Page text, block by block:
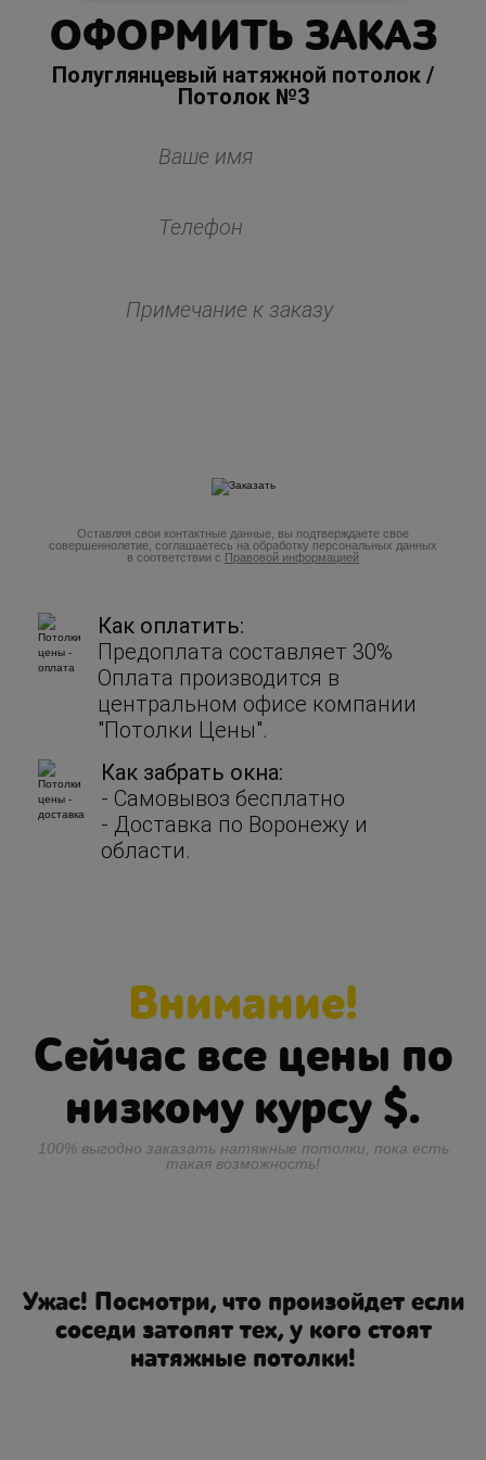
ОФОРМИТЬ ЗАКАЗ
Полуглянцевый натяжной потолок /
Потолок №3
Оставляя свои контактные данные, вы подтверждаете свое
совершеннолетие, соглашаетесь на обработку персональных данных
в соответствии с Правовой информацией
Как оплатить:
Предоплата составляет 30%
Оплата производится в
центральном офисе компании
"Потолки Цены".
Как забрать окна:
- Cамовывоз бесплатно
- Доставка по Воронежу и
области.
Внимание!
Сейчас все цены по
низкому курсу $.
100% выгодно заказать натяжные потолки, пока есть
такая возможность!
Ужас! Посмотри, что произойдет если
соседи затопят тех, у кого стоят
натяжные потолки!